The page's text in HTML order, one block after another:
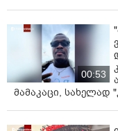
00:53
მამაკაცი, სახელად